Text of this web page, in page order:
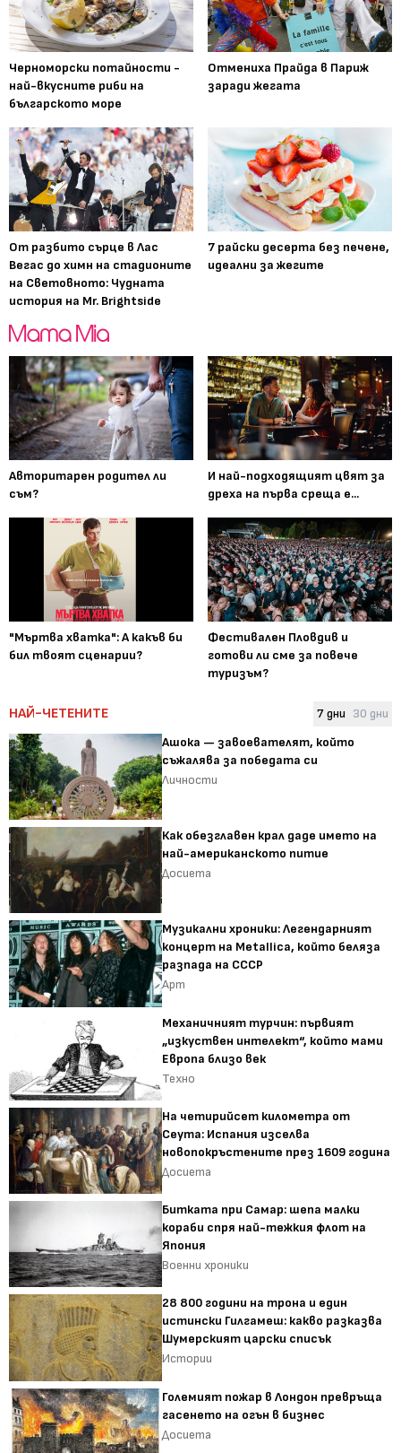
Черноморски потайности -
най-вкусните риби на
българското море
Отмениха Прайда в Париж
заради жегата
От разбито сърце в Лас
Вегас до химн на стадионите
на Световното: Чудната
история на Mr. Brightside
7 райски десерта без печене,
идеални за жегите
Авторитарен родител ли
съм?
И най-подходящият цвят за
дреха на първа среща е...
"Мъртва хватка": А какъв би
бил твоят сценарии?
Фестивален Пловдив и
готови ли сме за повече
туризъм?
НАЙ-ЧЕТЕНИТЕ 7 дни 30 дни
Ашока — завоевателят, който
съжалява за победата си
Личности
Как обезглавен крал даде името на
най-американското питие
Досиета
Музикални хроники: Легендарният
концерт на Metallica, който беляза
разпада на СССР
Арт
Механичният турчин: първият
„изкуствен интелект“, който мами
Европа близо век
Техно
На четирийсет километра от
Сеута: Испания изселва
новопокръстените през 1609 година
Досиета
Битката при Самар: шепа малки
кораби спря най-тежкия флот на
Япония
Военни хроники
28 800 години на трона и един
истински Гилгамеш: какво разказва
Шумерският царски списък
Истории
Големият пожар в Лондон превръща
гасенето на огън в бизнес
Досиета